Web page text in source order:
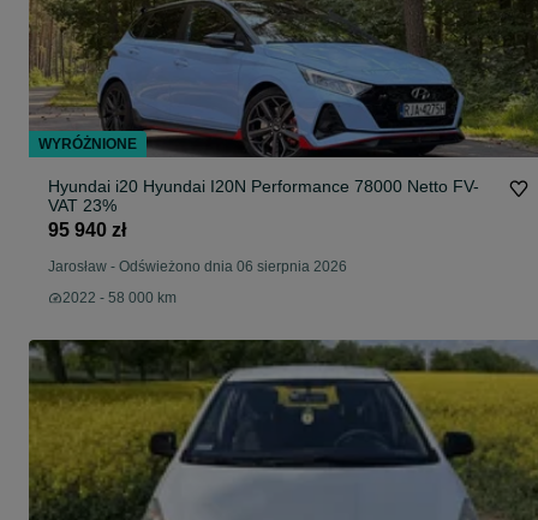
Hyundai i20 Hyundai I20N Performance 78000 Netto FV-
VAT 23%
95 940 zł
Jarosław - Odświeżono dnia 06 sierpnia 2026
2022 - 58 000 km
WYRÓŻNIONE